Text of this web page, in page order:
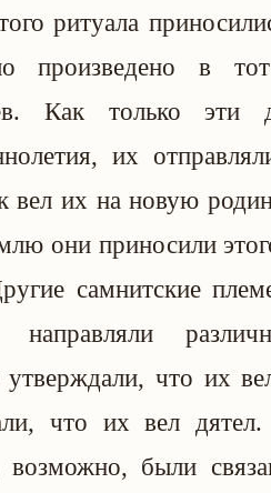
ритуала
произведено в
Как только эти
их
вел их на новую
они приносили
самнитские
что их
что их вел дятел.
возможно, были